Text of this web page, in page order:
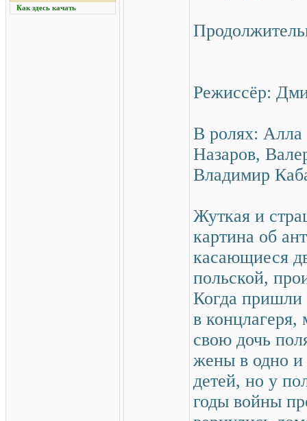
Как здесь качать
Режиссёр:
В ролях:
Назаров,
Владимир
Жуткая и
картина об
касающиеся
польской,
Когда пришли
в концлагеря,
свою дочь
жены в одно и
детей, но у
годы войны